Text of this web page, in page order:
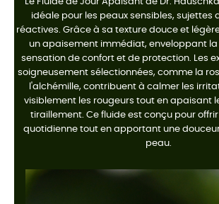
idéale pour les peaux sensibles, sujettes
réactives. Grâce à sa texture douce et
un apaisement immédiat, enveloppant
sensation de confort et de protection. Les
soigneusement sélectionnées, comme la
l'alchémille, contribuent à calmer les
visiblement les rougeurs tout en apaisant
tiraillement. Ce fluide est conçu pour
quotidienne tout en apportant une
peau.